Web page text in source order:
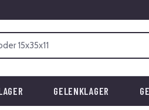
GELENKLAGER